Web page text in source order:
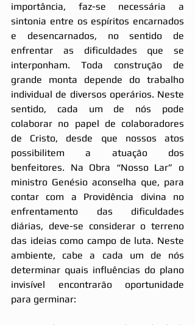
importância, faz-se necessária a
sintonia entre os espíritos encarnados
e desencarnados, no sentido de
enfrentar as dificuldades que se
interponham. Toda construção de
grande monta depende do trabalho
individual de diversos operários. Neste
sentido, cada um de nós pode
colaborar no papel de colaboradores
de Cristo, desde que nossos atos
possibilitem a atuação dos
benfeitores. Na Obra “Nosso Lar” o
ministro Genésio aconselha que, para
contar com a Providência divina no
enfrentamento das dificuldades
diárias, deve-se considerar o terreno
das ideias como campo de luta. Neste
ambiente, cabe a cada um de nós
determinar quais influências do plano
invisível encontrarão oportunidade
para germinar: